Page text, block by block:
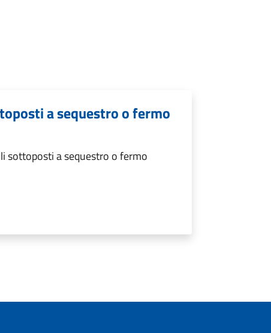
a sequestro o fermo
sottoposti a sequestro o fermo